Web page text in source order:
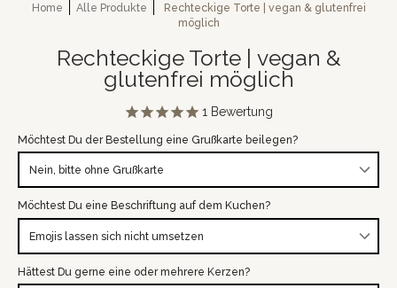
Home Alle Produkte
Rechteckige Torte | vegan & glutenfrei
möglich
Rechteckige Torte | vegan &
glutenfrei möglich
1 Bewertung
Möchtest Du der Bestellung eine Grußkarte beilegen?
Möchtest Du eine Beschriftung auf dem Kuchen?
Hättest Du gerne eine oder mehrere Kerzen?